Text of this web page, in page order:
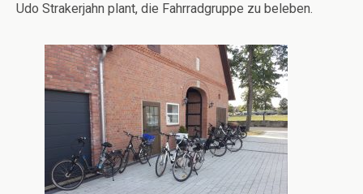
Udo Strakerjahn plant, die Fahrradgruppe zu beleben.